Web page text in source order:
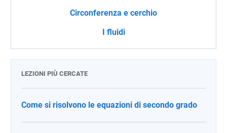
Circonferenza e cerchio
I fluidi
LEZIONI PIÙ CERCATE
Come si risolvono le equazioni di secondo grado